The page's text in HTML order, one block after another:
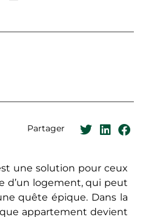
Partager
une solution pour ceux
d’un logement, qui peut
quête épique. Dans la
appartement devient